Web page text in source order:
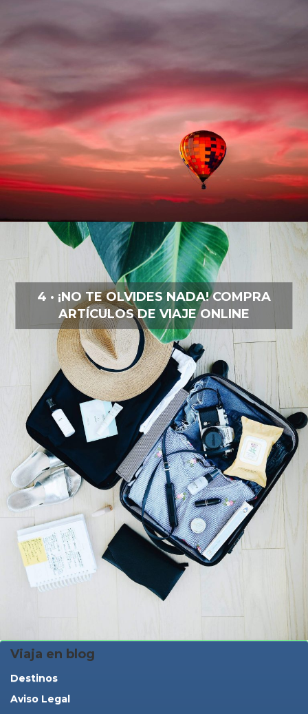
4 · ¡NO TE OLVIDES NADA! COMPRA
ARTÍCULOS DE VIAJE ONLINE
Viaja en blog
Destinos
Aviso Legal